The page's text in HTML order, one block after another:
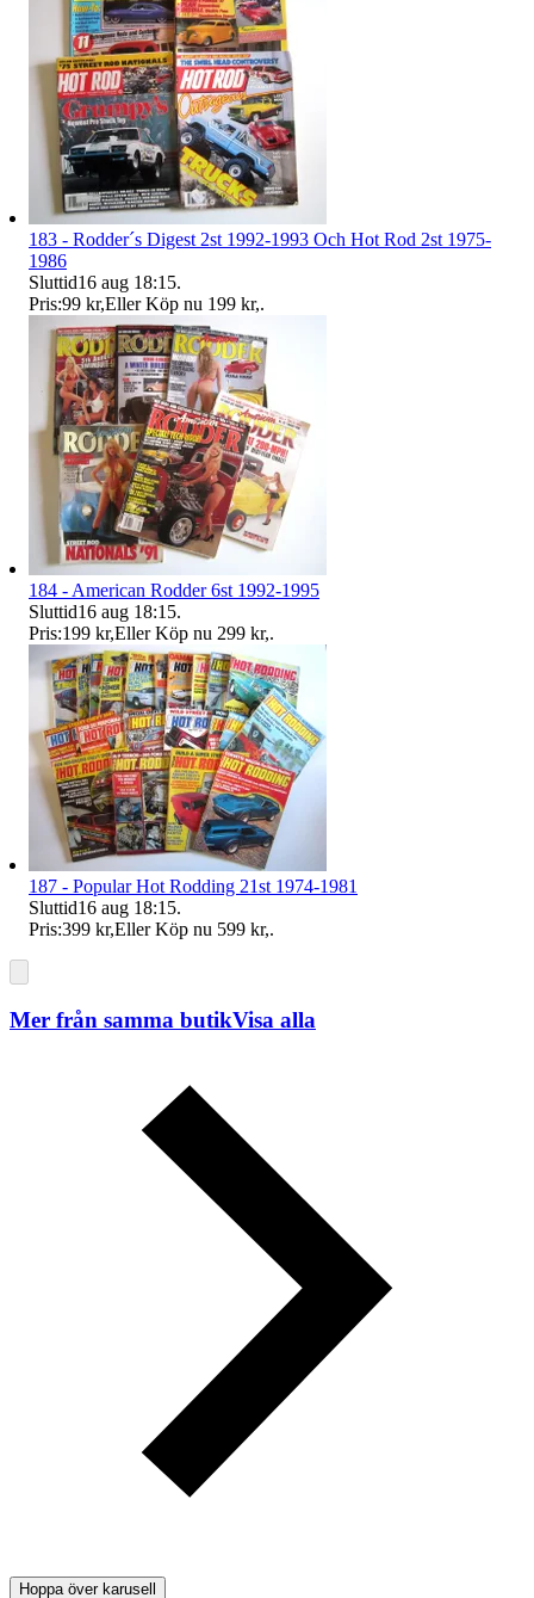
183 - Rodder´s Digest 2st 1992-1993 Och Hot Rod 2st 1975-
1986
Sluttid16 aug 18:15.
Pris:99 kr,Eller Köp nu 199 kr,.
184 - American Rodder 6st 1992-1995
Sluttid16 aug 18:15.
Pris:199 kr,Eller Köp nu 299 kr,.
187 - Popular Hot Rodding 21st 1974-1981
Sluttid16 aug 18:15.
Pris:399 kr,Eller Köp nu 599 kr,.
Mer från samma butikVisa alla
Hoppa över karusell